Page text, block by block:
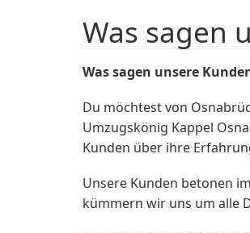
Was sagen
Was sagen unsere
Du möchtest von
Umzugskönig Kappel
Kunden über ihre
Unsere Kunden betonen
kümmern wir uns um alle